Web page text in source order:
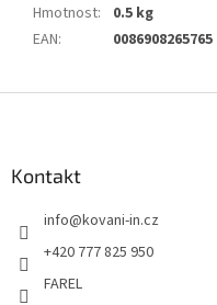
Hmotnost:
0.5 kg
EAN: 0086908265765
Kontakt
info@kovani-in.cz
+420 777 825 950
FAREL